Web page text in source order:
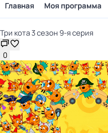
Главная Моя программа
Три кота 3 сезон 9-я серия
0